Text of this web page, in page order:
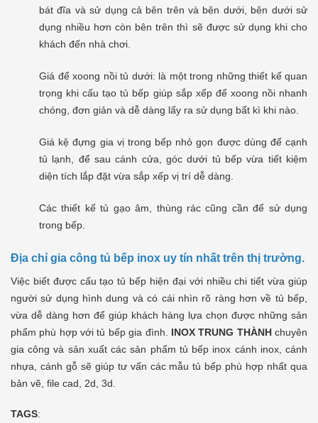
bát đĩa và sử dụng cả bên trên và bên dưới, bên dưới sử
dụng nhiều hơn còn bên trên thì sẽ được sử dụng khi cho
khách đến nhà chơi.
Giá để xoong nồi tủ dưới: là một trong những thiết kế quan
trọng khi cấu tạo tủ bếp giúp sắp xếp để xoong nồi nhanh
chóng, đơn giản và dễ dàng lấy ra sử dụng bất kì khi nào.
Giá kệ đựng gia vị trong bếp nhỏ gọn được dùng để cạnh
tủ lạnh, để sau cánh cửa, góc dưới tủ bếp vừa tiết kiệm
diện tích lắp đặt vừa sắp xếp vị trí dễ dàng.
Các thiết kế tủ gạo âm, thùng rác cũng cần để sử dụng
trong bếp.
Địa chỉ gia công tủ bếp inox uy tín nhất trên thị trường.
Việc biết được cấu tạo tủ bếp hiện đại với nhiều chi tiết vừa giúp
người sử dụng hình dung và có cái nhìn rõ ràng hơn về tủ bếp,
vừa dễ dàng hơn để giúp khách hàng lựa chọn được những sản
phẩm phù hợp với tủ bếp gia đình. INOX TRUNG THÀNHchuyên
gia công và sản xuất các sản phẩm tủ bếp inox cánh inox, cánh
nhựa, cánh gỗ sẽ giúp tư vấn các mẫu tủ bếp phù hợp nhất qua
bản vẽ, file cad, 2d, 3d.
TAGS: